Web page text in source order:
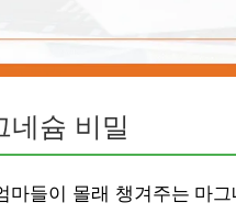
네슘 비밀
들이 몰래 챙겨주는 마